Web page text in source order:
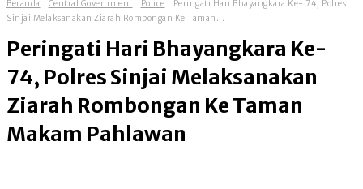
Beranda Central Government Police
Peringati Hari Bhayangkara Ke- 74, Polres
Sinjai Melaksanakan Ziarah Rombongan Ke Taman...
Peringati Hari Bhayangkara Ke-
74, Polres Sinjai Melaksanakan
Ziarah Rombongan Ke Taman
Makam Pahlawan